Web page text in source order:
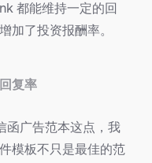
都能维持一定的回
加了投资报酬率。
复率
函广告范本这点，我
模板不只是最佳的范